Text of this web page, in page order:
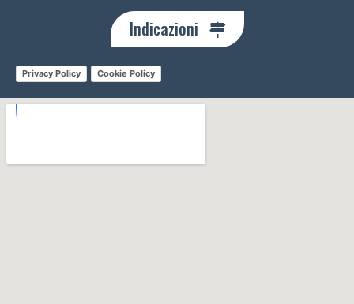
Indicazioni
Privacy Policy Cookie Policy